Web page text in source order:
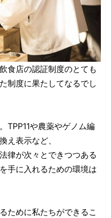
食店の認証制度のとても
制度に果たしてなるでし
TPP11や農薬やゲノム編
え表示など、
律が次々とできつつある
手に入れるための環境は
ために私たちができるこ